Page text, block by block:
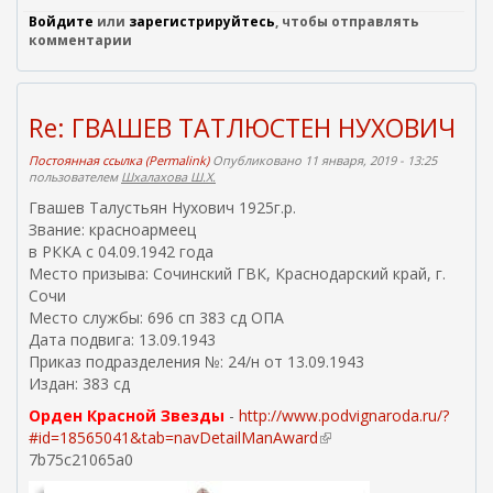
с
ы
л
н
н
я
с
с
ы
Войдите или зарегистрируйтесь, чтобы отправлять
комментарии
Re: ГВАШЕВ ТАТЛЮСТЕН НУХОВИЧ
Постоянная ссылка (Permalink)Опубликовано 11 января, 2019 - 13:25
пользователем Шхалахова Ш.Х.
Гвашев Талустьян Нухович 1925г.р.
Звание: красноармеец
в РККА с 04.09.1942 года
Место призыва: Сочинский ГВК, Краснодарский край, г.
Сочи
Место службы: 696 сп 383 сд ОПА
Дата подвига: 13.09.1943
Приказ подразделения №: 24/н от 13.09.1943
Издан: 383 сд
Орден Красной Звезды - http://www.podvignaroda.ru/?
#id=18565041&tab=navDetailManAward(
7b75c21065a0